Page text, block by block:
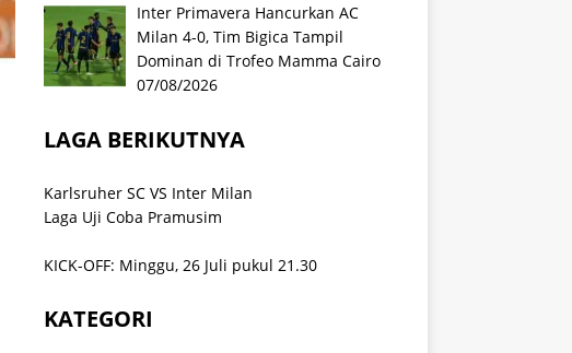
Inter Primavera Hancurkan AC
Milan 4-0, Tim Bigica Tampil
Dominan di Trofeo Mamma Cairo
07/08/2026
LAGA BERIKUTNYA
Karlsruher SC VS Inter Milan
Laga Uji Coba Pramusim
KICK-OFF: Minggu, 26 Juli pukul 21.30
KATEGORI